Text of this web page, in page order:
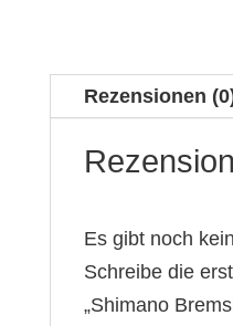
Rezensionen
Es gibt noch
Schreibe die
„Shimano